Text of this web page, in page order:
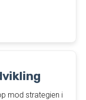
mod strategien i